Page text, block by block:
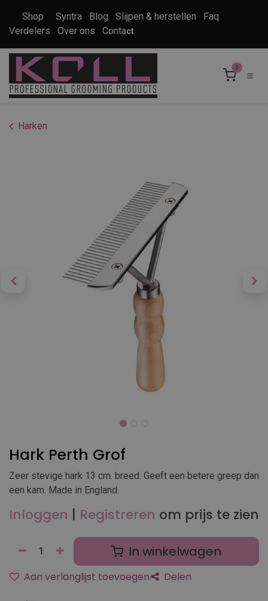
Shop Syntra Blog Slijpen & herstellen
Faq
Verdelers
Over ons Contact
0
Harken
Hark Perth Grof
Zeer stevige hark 13 cm. breed. Geeft een betere greep dan
een kam. Made in England.
Inloggen | Registreren om prijs te zien
In winkelwagen
Aan verlanglijst toevoegen Delen